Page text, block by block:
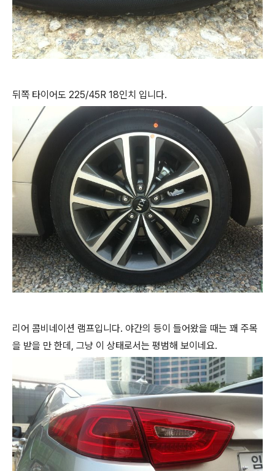
뒤쪽 타이어도 225/45R 18인치 입니다.
리어 콤비네이션 램프입니다. 야간의 등이 들어왔을 때는 꽤 주목
을 받을 만 한데, 그냥 이 상태로서는 평범해 보이네요.